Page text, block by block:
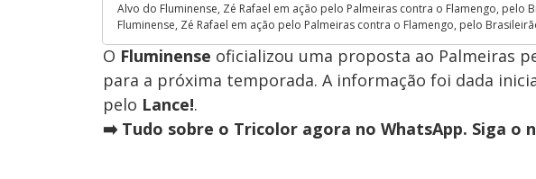
Alvo do Fluminense, Zé Rafael em ação pelo Palmeiras contra o Flamengo, pelo
Fluminense, Zé Rafael em ação pelo Palmeiras contra o Flamengo, pelo
O Fluminense oficializou uma proposta ao Palmeiras
para a próxima temporada. A informação foi dada
pelo Lance!.
➡️ Tudo sobre o Tricolor agora no WhatsApp. Siga o